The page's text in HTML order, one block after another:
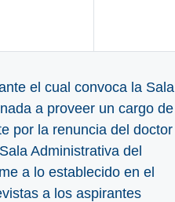
el cual convoca la Sala
a proveer un cargo de
por la renuncia del doctor
Administrativa del
a lo establecido en el
a los aspirantes